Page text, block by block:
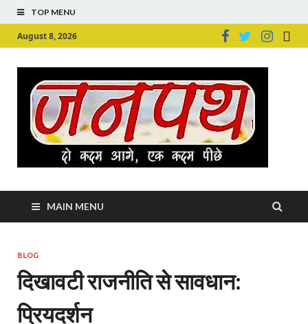
TOP MENU
August 8, 2026
MAIN MENU
BLOG
दिखावटी राजनीति से सावधान:
प्रियदर्शन